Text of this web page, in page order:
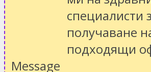
специалисти
получаване
подходящи
Message